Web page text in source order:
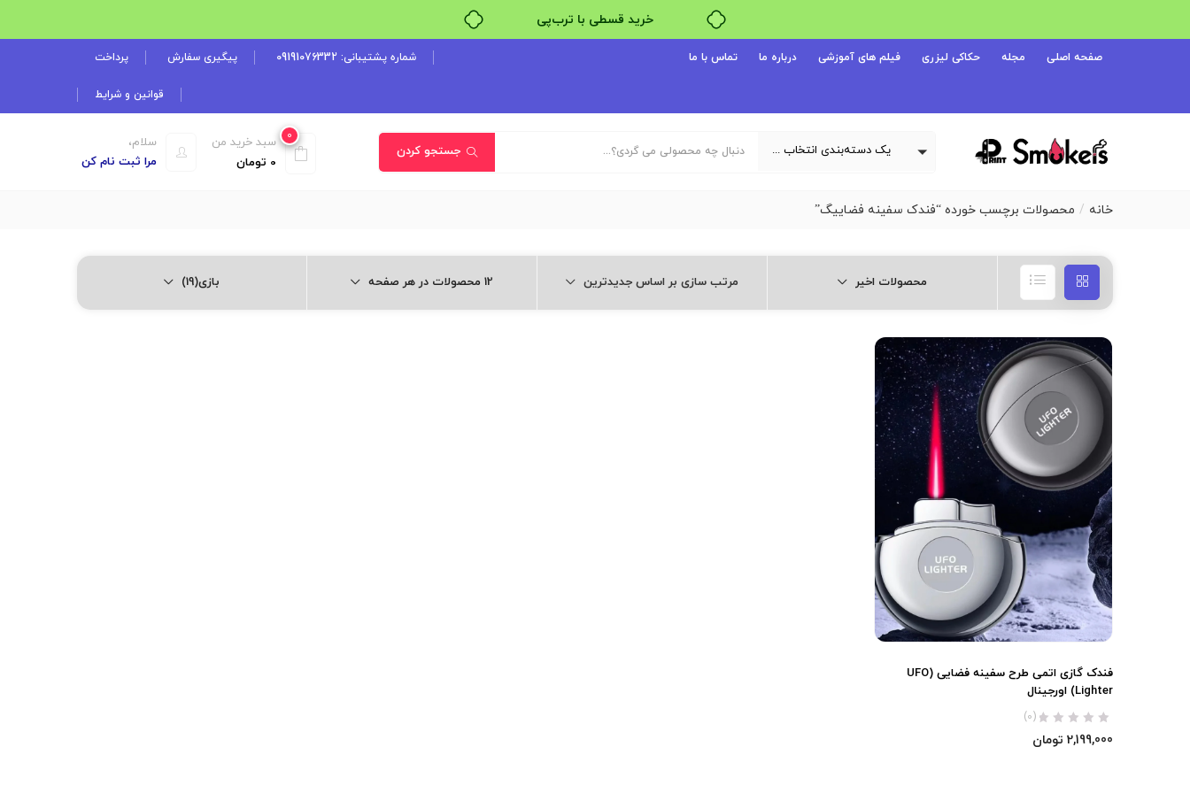
خرید قسطی با ترب‌پی
صفحه اصلی مجله حکاکی لیزری فیلم های آموزشی درباره ما تماس با ما شماره پشتیبانی: 09191076332 پیگیری سفارش پرداخت
قوانین و شرایط
یک دسته‌بندی انتخاب کنید جستجو کردن
سلام،
مرا ثبت نام کن
0
سبد خرید من
0 تومان
خانه محصولات برچسب خورده “فندک سفینه فضاییگ”
محصولات اخیر مرتب سازی بر اساس جدیدترین 12 محصولات در هر صفحه بازی(19)
فندک گازی اتمی طرح سفینه فضایی (UFO
Lighter) اورجینال
(0)
2,199,000 تومان